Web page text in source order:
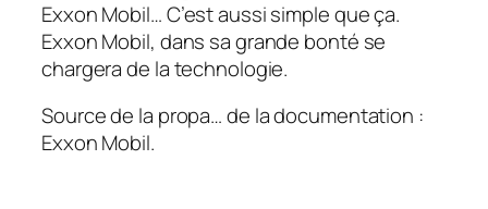
Exxon Mobil… C’est aussi simple que ça.
Exxon Mobil, dans sa grande bonté se
chargera de la technologie.
Source de la propa… de la documentation :
Exxon Mobil.